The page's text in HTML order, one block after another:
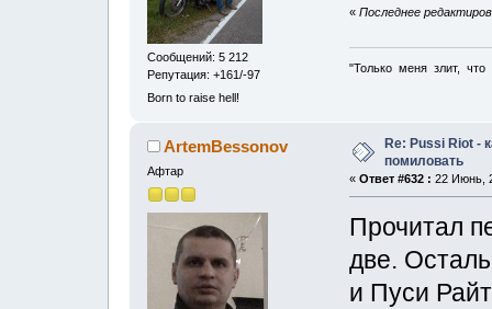
Сообщений: 5 212
Репутация: +161/-97
Born to raise hell!
« Последнее
"Только меня злит,
ArtemBessonov
Афтар
Re: Pussi Riot -
помиловать
« Ответ #632 : 22 Июнь,
Прочитал
две.
и Пуси